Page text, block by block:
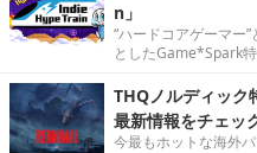
n」
“ハードコアゲーマー
としたGame*Spark特
THQノルディック
最新情報をチェッ
今最もホットな海外